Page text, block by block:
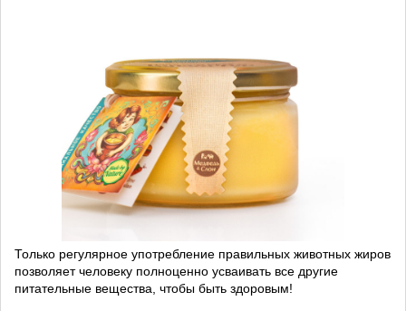
Только регулярное употребление правильных животных жиров
позволяет человеку полноценно усваивать все другие
питательные вещества, чтобы быть здоровым!